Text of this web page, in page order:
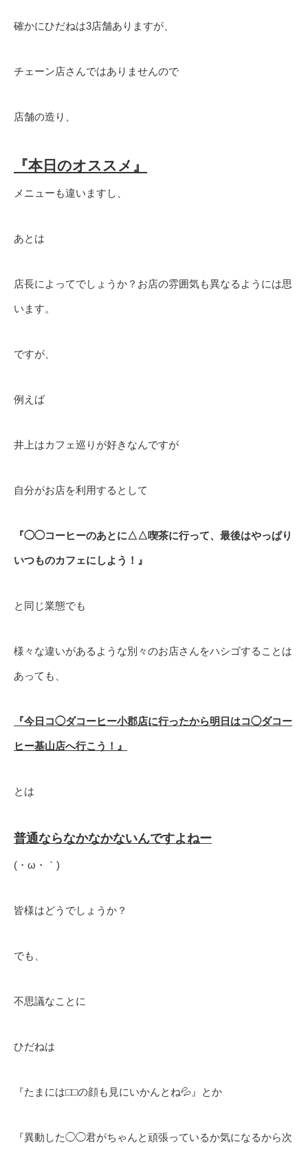
確かにひだねは3店舗ありますが、
チェーン店さんではありませんので
店舗の造り、
『本日のオススメ』
メニューも違いますし、
あとは
店長によってでしょうか？お店の雰囲気も異なるようには思
います。
ですが、
例えば
井上はカフェ巡りが好きなんですが
自分がお店を利用するとして
『◯◯コーヒーのあとに△△喫茶に行って、最後はやっぱり
いつものカフェにしよう！』
と同じ業態でも
様々な違いがあるような別々のお店さんをハシゴすることは
あっても、
『今日コ◯ダコーヒー小郡店に行ったから明日はコ◯ダコー
ヒー基山店へ行こう！』
とは
普通ならなかなかないんですよねー
(・ω・｀)
皆様はどうでしょうか？
でも、
不思議なことに
ひだねは
『たまには⬜︎⬜︎の顔も見にいかんとね💦』とか
『異動した◯◯君がちゃんと頑張っているか気になるから次